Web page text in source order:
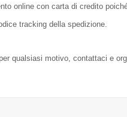
online con carta di credito
tracking della spedizione.
qualsiasi motivo, contattaci e